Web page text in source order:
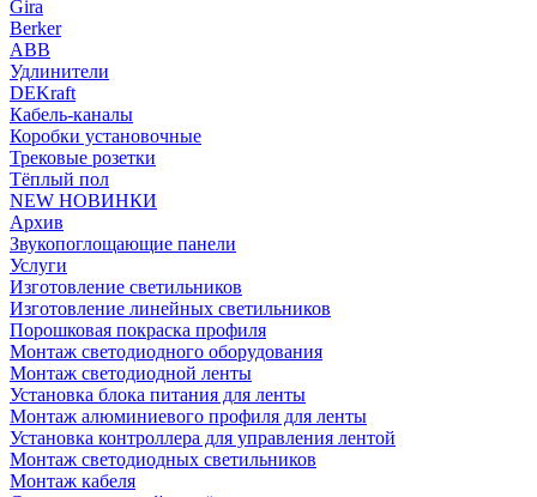
Gira
Berker
ABB
Удлинители
DEKraft
Кабель-каналы
Коробки установочные
Трековые розетки
Тёплый пол
NEW НОВИНКИ
Архив
Звукопоглощающие панели
Услуги
Изготовление светильников
Изготовление линейных светильников
Порошковая покраска профиля
Монтаж светодиодного оборудования
Монтаж светодиодной ленты
Установка блока питания для ленты
Монтаж алюминиевого профиля для ленты
Установка контроллера для управления лентой
Монтаж светодиодных светильников
Монтаж кабеля